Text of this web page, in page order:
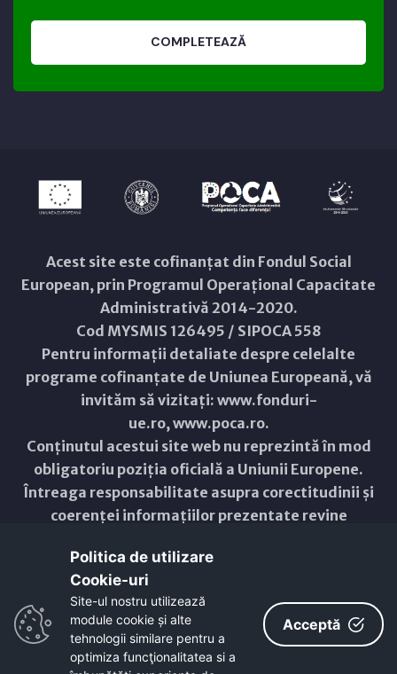
COMPLETEAZĂ
Acest site este cofinanțat din Fondul Social
European, prin Programul Operațional Capacitate
Administrativă 2014-2020.
Cod MYSMIS 126495 / SIPOCA 558
Pentru informații detaliate despre celelalte
programe cofinanțate de Uniunea Europeană, vă
invităm să vizitați: www.fonduri-
ue.ro,www.poca.ro.
Conținutul acestui site web nu reprezintă în mod
obligatoriu poziția oficială a Uniunii Europene.
Întreaga responsabilitate asupra corectitudinii și
coerenței informațiilor prezentate revine
Copyright © 2021 - 2026 -
ResponsiveVoice
Non-Commercial License
Politica de utilizare
Cookie-uri‎
Site-ul nostru utilizează
module cookie și alte
tehnologii similare pentru a
optimiza funcţionalitatea si a
Acceptă